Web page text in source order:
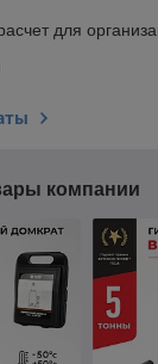
для
компании